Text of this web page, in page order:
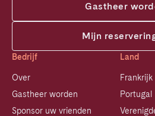
Gastheer
Mijn
Bedrijf
Over
Gastheer worden
Sponsor uw vrienden
Land
Frankrijk
Portugal